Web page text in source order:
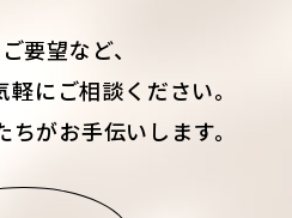
要望など、
にご相談ください。
がお手伝いします。